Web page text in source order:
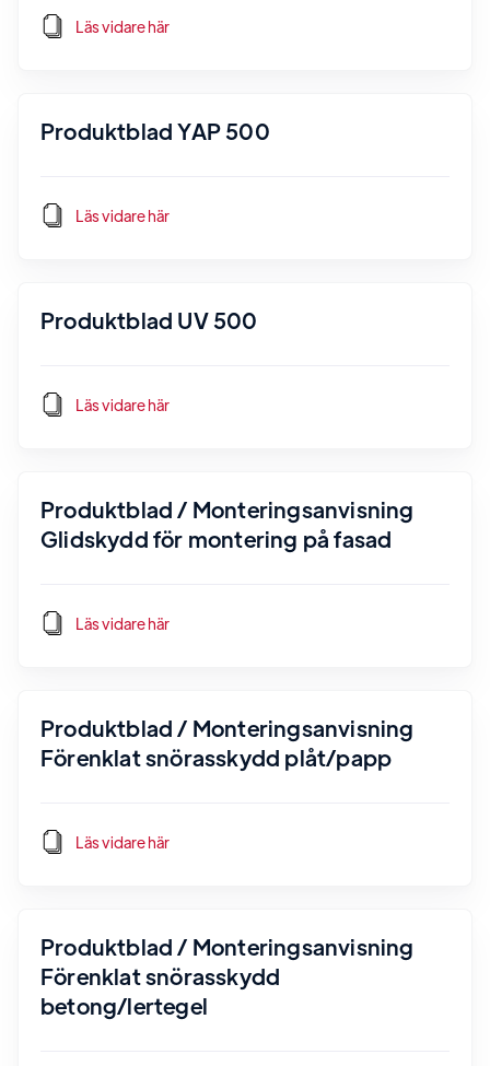
Läs vidare här
Produktblad YAP 500
Läs vidare här
Produktblad UV 500
Läs vidare här
Produktblad / Monteringsanvisning
Glidskydd för montering på fasad
Läs vidare här
Produktblad / Monteringsanvisning
Förenklat snörasskydd plåt/papp
Läs vidare här
Produktblad / Monteringsanvisning
Förenklat snörasskydd
betong/lertegel